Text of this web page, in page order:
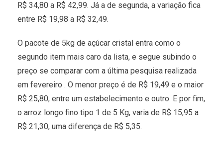
R$ 34,80 a R$ 42,99. Já a de segunda, a variação fica
entre R$ 19,98 a R$ 32,49.
O pacote de 5kg de açúcar cristal entra como o
segundo item mais caro da lista, e segue subindo o
preço se comparar com a última pesquisa realizada
em fevereiro . O menor preço é de R$ 19,49 e o maior
R$ 25,80, entre um estabelecimento e outro. E por fim,
o arroz longo fino tipo 1 de 5 Kg, varia de R$ 15,95 a
R$ 21,30, uma diferença de R$ 5,35.